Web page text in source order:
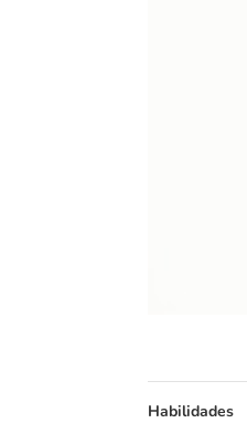
Habilidades